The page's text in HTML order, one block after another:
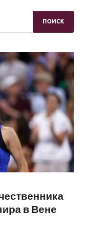
в Вене